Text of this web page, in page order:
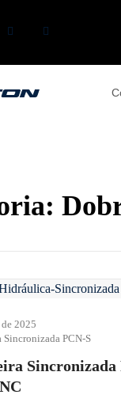
2025
Sincronizada PCN-S
Sincronizada